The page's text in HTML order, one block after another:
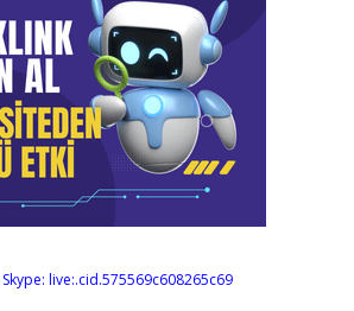
Skype: live:.cid.575569c608265c69